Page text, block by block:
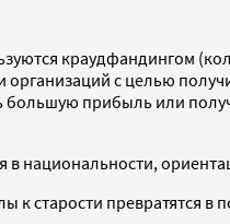
краудфандингом
с целью
большую прибыль или
национальности,
к старости превратятся